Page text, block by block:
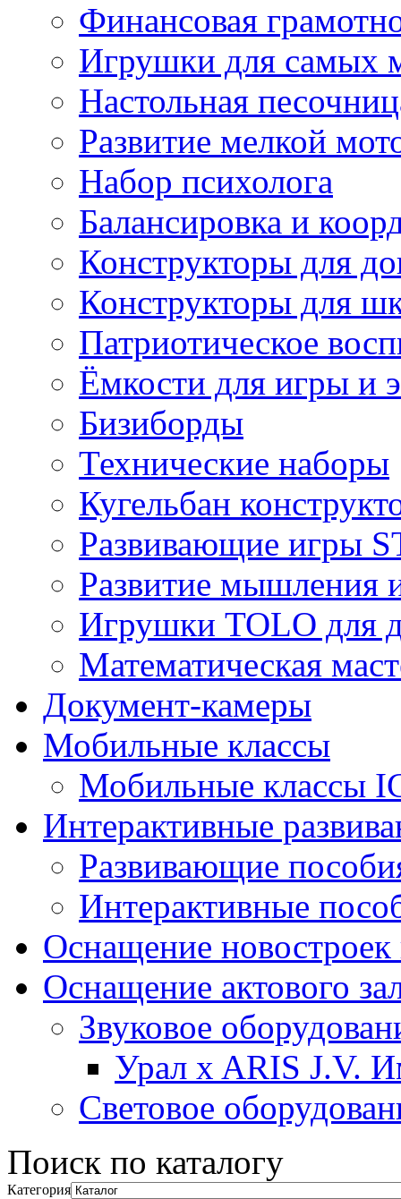
Финансовая
Игрушки для самых
Настольная
Развитие мелкой
Набор психолога
Балансировка и
Конструкторы для
Конструкторы для
Патриотическое
Ёмкости для игры и
Бизиборды
Технические наборы
Кугельбан
Развивающие игры
Развитие мышления
Игрушки TOLO для
Математическая
Документ-камеры
Мобильные классы
Мобильные классы
Интерактивные
Развивающие
Интерактивные
Оснащение новостроек
Оснащение актового
Звуковое
Урал x ARIS J.V.
Световое
Поиск по каталогу
Категория